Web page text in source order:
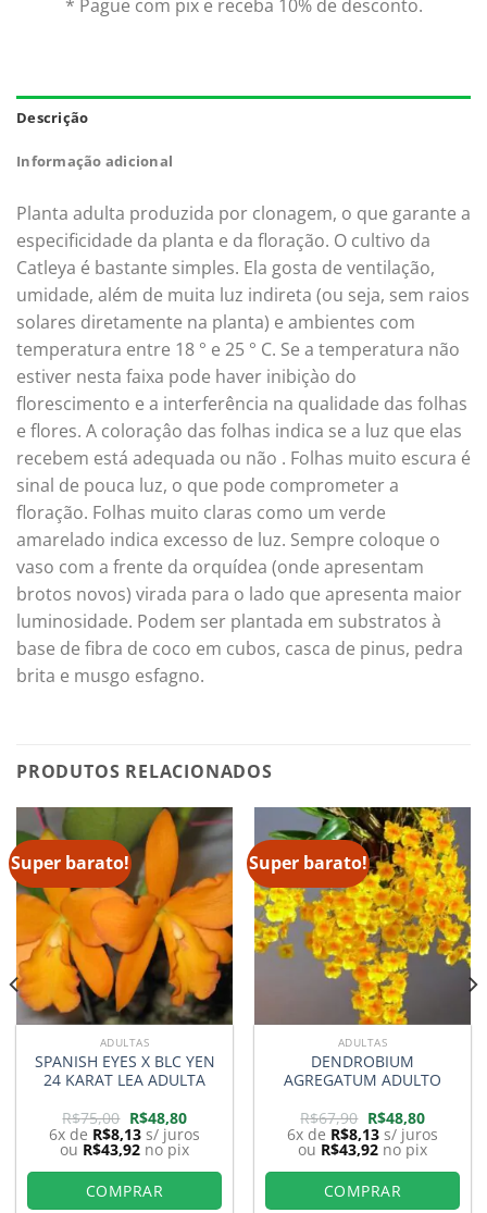
* Pague com pix e receba 10% de desconto.
Descrição
Informação adicional
Planta adulta produzida por clonagem, o que garante a
especificidade da planta e da floração. O cultivo da
Catleya é bastante simples. Ela gosta de ventilação,
umidade, além de muita luz indireta (ou seja, sem raios
solares diretamente na planta) e ambientes com
temperatura entre 18 ° e 25 ° C. Se a temperatura não
estiver nesta faixa pode haver inibiçào do
florescimento e a interferência na qualidade das folhas
e flores. A coloraçâo das folhas indica se a luz que elas
recebem está adequada ou não . Folhas muito escura é
sinal de pouca luz, o que pode comprometer a
floração. Folhas muito claras como um verde
amarelado indica excesso de luz. Sempre coloque o
vaso com a frente da orquídea (onde apresentam
brotos novos) virada para o lado que apresenta maior
luminosidade. Podem ser plantada em substratos à
base de fibra de coco em cubos, casca de pinus, pedra
brita e musgo esfagno.
PRODUTOS RELACIONADOS
Super barato!
ADULTAS
SPANISH EYES X BLC YEN
24 KARAT LEA ADULTA
R$75,00 O
preço
original
era:
R$75,00.
R$48,80O
preço
atual
é:
R$48,80.
6x de R$8,13 s/ juros
ou R$43,92 no pix
COMPRAR
Super barato!
ADULTAS
DENDROBIUM
AGREGATUM ADULTO
R$67,90 O
preço
original
era:
R$67,90.
R$48,80O
preço
atual
é:
R$48,80.
6x de R$8,13 s/ juros
ou R$43,92 no pix
COMPRAR